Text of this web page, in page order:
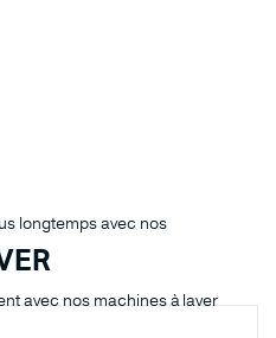
longtemps avec nos
avec nos machines à laver